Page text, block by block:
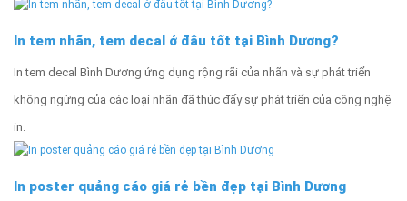
In tem nhãn, tem decal ở đâu tốt tại Bình Dương?
In tem decal Bình Dương ứng dụng rộng rãi của nhãn và sự phát triển
không ngừng của các loại nhãn đã thúc đẩy sự phát triển của công nghệ
in.
In poster quảng cáo giá rẻ bền đẹp tại Bình Dương